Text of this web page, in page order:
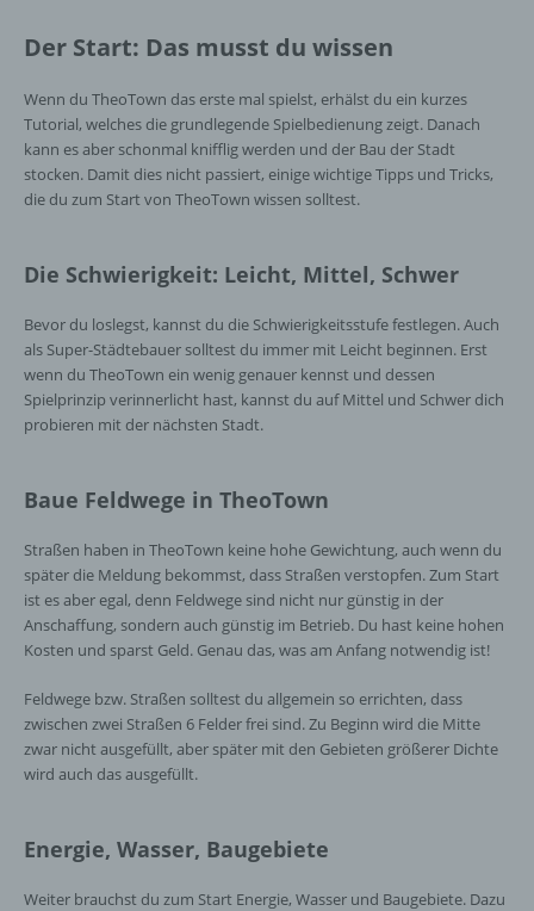
Der Start: Das musst du wissen
Wenn du TheoTown das erste mal spielst, erhälst du ein kurzes
Tutorial, welches die grundlegende Spielbedienung zeigt. Danach
kann es aber schonmal knifflig werden und der Bau der Stadt
stocken. Damit dies nicht passiert, einige wichtige Tipps und Tricks,
die du zum Start von TheoTown wissen solltest.
Die Schwierigkeit: Leicht, Mittel, Schwer
Bevor du loslegst, kannst du die Schwierigkeitsstufe festlegen. Auch
als Super-Städtebauer solltest du immer mit Leicht beginnen. Erst
wenn du TheoTown ein wenig genauer kennst und dessen
Spielprinzip verinnerlicht hast, kannst du auf Mittel und Schwer dich
probieren mit der nächsten Stadt.
Baue Feldwege in TheoTown
Straßen haben in TheoTown keine hohe Gewichtung, auch wenn du
später die Meldung bekommst, dass Straßen verstopfen. Zum Start
ist es aber egal, denn Feldwege sind nicht nur günstig in der
Anschaffung, sondern auch günstig im Betrieb. Du hast keine hohen
Kosten und sparst Geld. Genau das, was am Anfang notwendig ist!
Feldwege bzw. Straßen solltest du allgemein so errichten, dass
zwischen zwei Straßen 6 Felder frei sind. Zu Beginn wird die Mitte
zwar nicht ausgefüllt, aber später mit den Gebieten größerer Dichte
wird auch das ausgefüllt.
Energie, Wasser, Baugebiete
Weiter brauchst du zum Start Energie, Wasser und Baugebiete. Dazu